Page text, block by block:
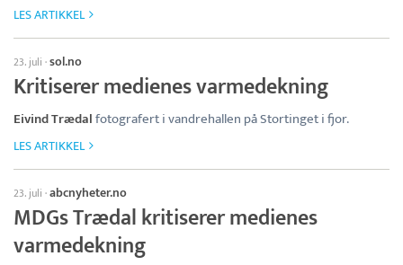
LES ARTIKKEL
23. juli ·sol.no
Kritiserer medienes varmedekning
Eivind Trædalfotografert i vandrehallen på Stortinget i fjor.
LES ARTIKKEL
23. juli ·abcnyheter.no
MDGs Trædal kritiserer medienes
varmedekning